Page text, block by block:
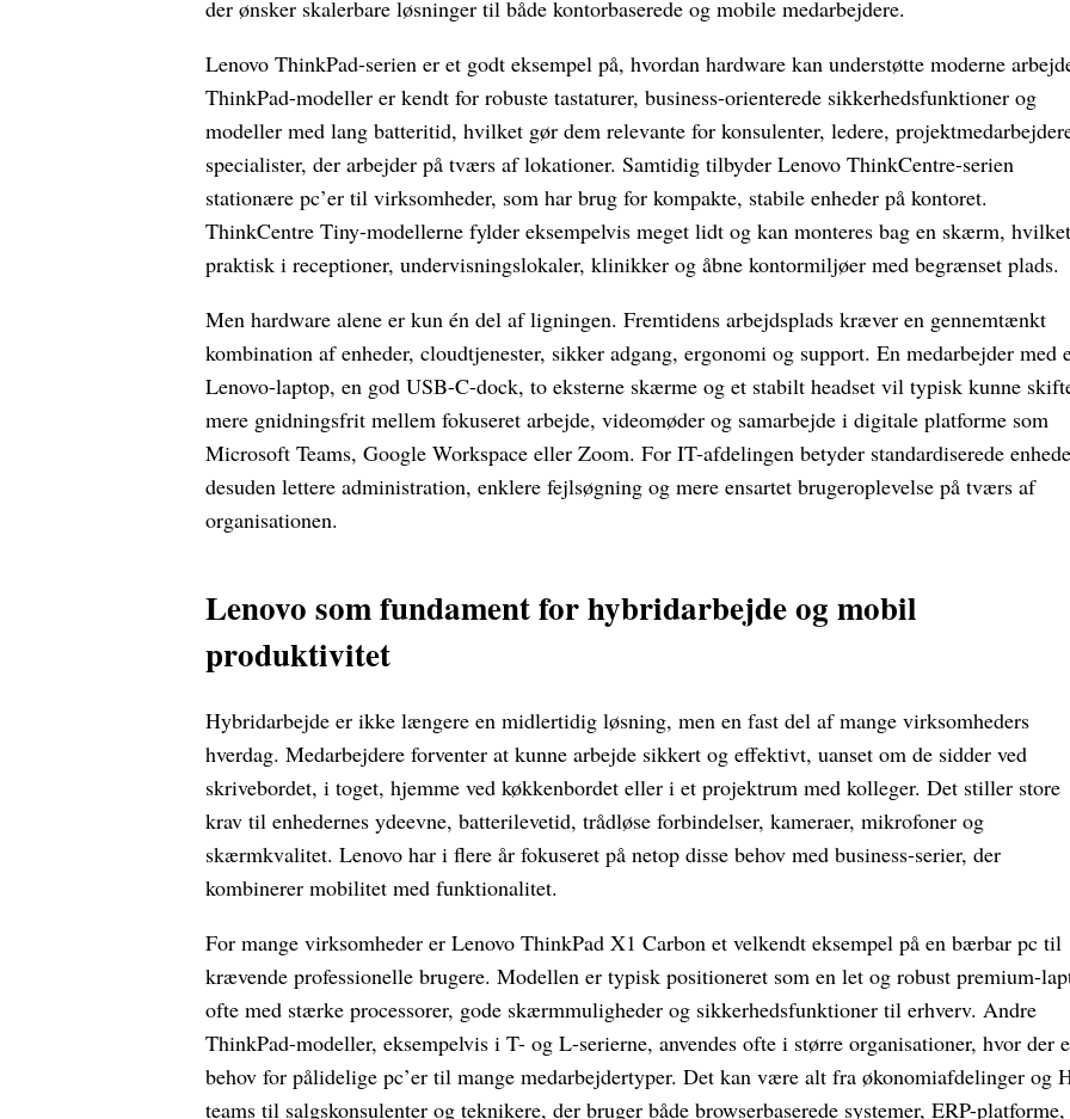
der ønsker skalerbare løsninger til både kontorbaserede og mobile medarbejdere.
Lenovo ThinkPad-serien er et godt eksempel på, hvordan hardware kan understøtte moderne
ThinkPad-modeller er kendt for robuste tastaturer, business-orienterede sikkerhedsfunktioner og
modeller med lang batteritid, hvilket gør dem relevante for konsulenter, ledere,
specialister, der arbejder på tværs af lokationer. Samtidig tilbyder Lenovo ThinkCentre-serien
stationære pc’er til virksomheder, som har brug for kompakte, stabile enheder på kontoret.
ThinkCentre Tiny-modellerne fylder eksempelvis meget lidt og kan monteres bag en skærm,
praktisk i receptioner, undervisningslokaler, klinikker og åbne kontormiljøer med begrænset plads.
Men hardware alene er kun én del af ligningen. Fremtidens arbejdsplads kræver en gennemtænkt
kombination af enheder, cloudtjenester, sikker adgang, ergonomi og support. En medarbejder med
Lenovo-laptop, en god USB-C-dock, to eksterne skærme og et stabilt headset vil typisk kunne
mere gnidningsfrit mellem fokuseret arbejde, videomøder og samarbejde i digitale platforme som
Microsoft Teams, Google Workspace eller Zoom. For IT-afdelingen betyder standardiserede
desuden lettere administration, enklere fejlsøgning og mere ensartet brugeroplevelse på tværs af
organisationen.
Lenovo som fundament for hybridarbejde og mobil
produktivitet
Hybridarbejde er ikke længere en midlertidig løsning, men en fast del af mange virksomheders
hverdag. Medarbejdere forventer at kunne arbejde sikkert og effektivt, uanset om de sidder ved
skrivebordet, i toget, hjemme ved køkkenbordet eller i et projektrum med kolleger. Det stiller store
krav til enhedernes ydeevne, batterilevetid, trådløse forbindelser, kameraer, mikrofoner og
skærmkvalitet. Lenovo har i flere år fokuseret på netop disse behov med business-serier, der
kombinerer mobilitet med funktionalitet.
For mange virksomheder er Lenovo ThinkPad X1 Carbon et velkendt eksempel på en bærbar pc til
krævende professionelle brugere. Modellen er typisk positioneret som en let og robust premium-
ofte med stærke processorer, gode skærmmuligheder og sikkerhedsfunktioner til erhverv. Andre
ThinkPad-modeller, eksempelvis i T- og L-serierne, anvendes ofte i større organisationer, hvor der
behov for pålidelige pc’er til mange medarbejdertyper. Det kan være alt fra økonomiafdelinger og
teams til salgskonsulenter og teknikere, der bruger både browserbaserede systemer, ERP-platforme,